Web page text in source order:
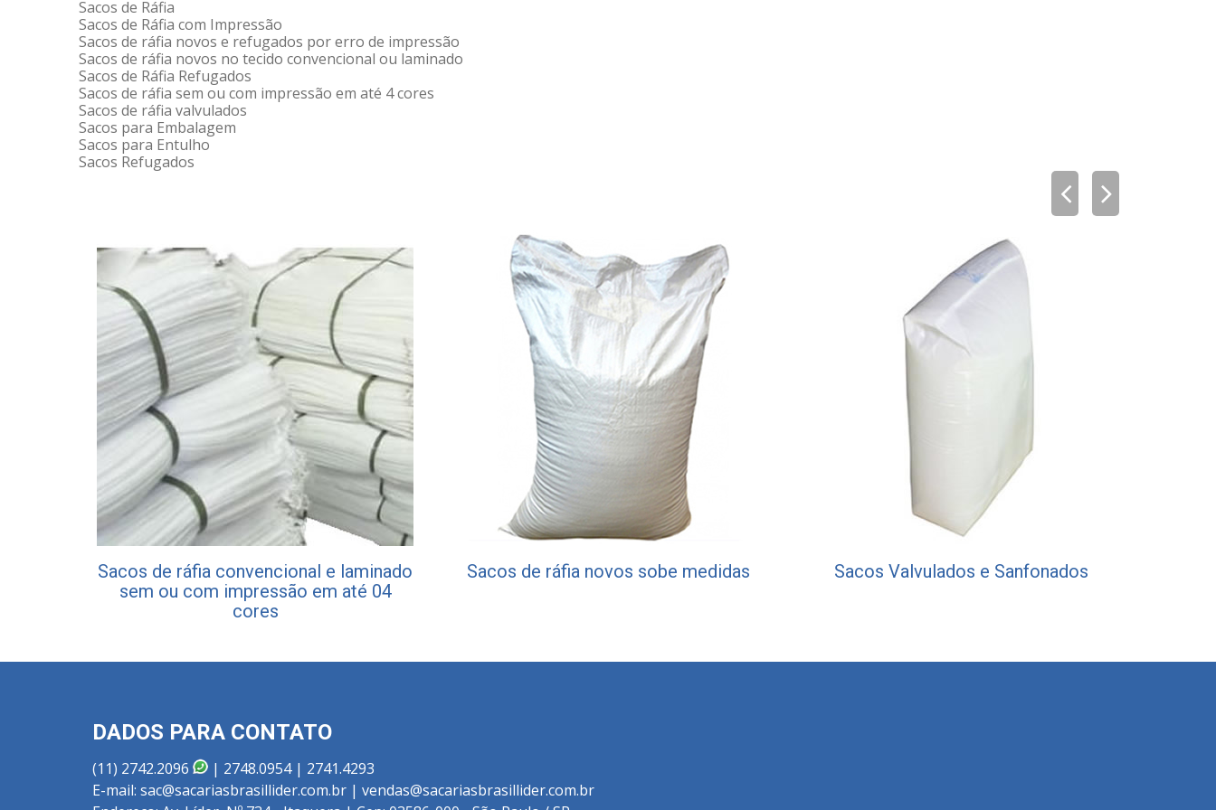
Sacos de Ráfia
Sacos de Ráfia com Impressão
Sacos de ráfia novos e refugados por erro de impressão
Sacos de ráfia novos no tecido convencional ou laminado
Sacos de Ráfia Refugados
Sacos de ráfia sem ou com impressão em até 4 cores
Sacos de ráfia valvulados
Sacos para Embalagem
Sacos para Entulho
Sacos Refugados
Sacos de ráfia convencional e laminado
sem ou com impressão em até 04
cores
Sacos de ráfia novos sobe medidas Sacos Valvulados e Sanfonados
DADOS PARA CONTATO
(11) 2742.2096
| 2748.0954 | 2741.4293
E-mail: sac@sacariasbrasillider.com.br | vendas@sacariasbrasillider.com.br